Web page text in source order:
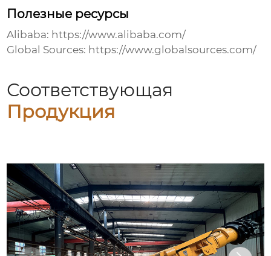
Полезные ресурсы
Alibaba: https://www.alibaba.com/
Global Sources: https://www.globalsources.com/
Соответствующая
Продукция